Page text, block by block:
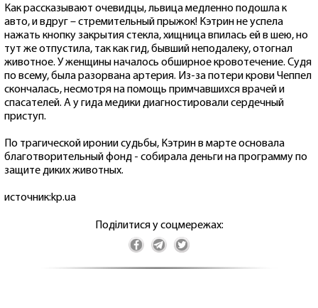
Как рассказывают очевидцы, львица медленно подошла к
авто, и вдруг – стремительный прыжок! Кэтрин не успела
нажать кнопку закрытия стекла, хищница впилась ей в шею, но
тут же отпустила, так как гид, бывший неподалеку, отогнал
животное. У женщины началось обширное кровотечение. Судя
по всему, была разорвана артерия. Из-за потери крови Чеппел
скончалась, несмотря на помощь примчавшихся врачей и
спасателей. А у гида медики диагностировали сердечный
приступ.
По трагической иронии судьбы, Кэтрин в марте основала
благотворительный фонд - собирала деньги на программу по
защите диких животных.
источник:kp.ua
Поділитися у соцмережах: